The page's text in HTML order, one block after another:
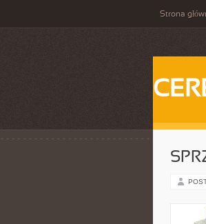
Strona